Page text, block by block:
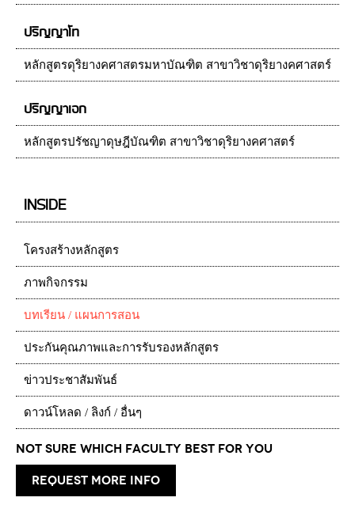
ปริญญาโท
หลักสูตรดุริยางคศาสตรมหาบัณฑิต สาขาวิชาดุริยางคศาสตร์
ปริญญาเอก
หลักสูตรปรัชญาดุษฎีบัณฑิต สาขาวิชาดุริยางคศาสตร์
INSIDE
โครงสร้างหลักสูตร
ภาพกิจกรรม
บทเรียน / แผนการสอน
ประกันคุณภาพและการรับรองหลักสูตร
ข่าวประชาสัมพันธ์
ดาวน์โหลด / ลิงก์ / อื่นๆ
Not Sure which Faculty best for you
request more info